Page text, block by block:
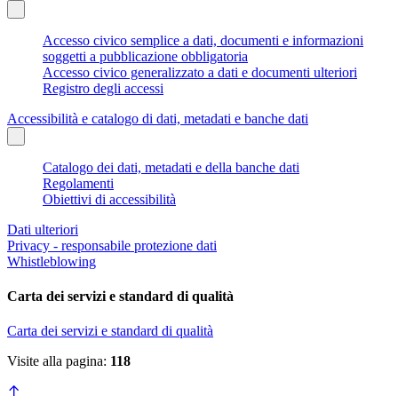
Accesso civico semplice a dati, documenti e informazioni
soggetti a pubblicazione obbligatoria
Accesso civico generalizzato a dati e documenti ulteriori
Registro degli accessi
Accessibilità e catalogo di dati, metadati e banche dati
Catalogo dei dati, metadati e della banche dati
Regolamenti
Obiettivi di accessibilità
Dati ulteriori
Privacy - responsabile protezione dati
Whistleblowing
Carta dei servizi e standard di qualità
Carta dei servizi e standard di qualità
Visite alla pagina: 118